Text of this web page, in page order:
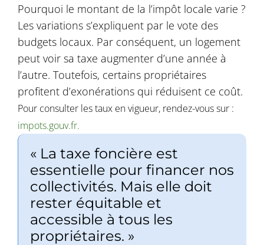
Pourquoi le montant de la l’impôt locale varie ?
Les variations s’expliquent par le vote des
budgets locaux. Par conséquent, un logement
peut voir sa taxe augmenter d’une année à
l’autre. Toutefois, certains propriétaires
profitent d’exonérations qui réduisent ce coût.
Pour consulter les taux en vigueur, rendez-vous sur :
impots.gouv.fr.
« La taxe foncière est
essentielle pour financer nos
collectivités. Mais elle doit
rester équitable et
accessible à tous les
propriétaires. »